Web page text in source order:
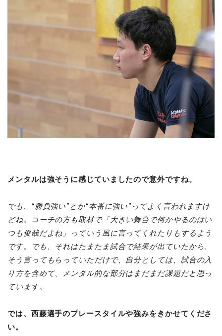
メンタルは強そうに感じていましたので意外ですね。
でも、“勝負強い”とか“本番に強い”ってよく言われますけ
どね。コーチの方も取材で「大きい舞台で何かやるのはい
つも俊哉だよね」っていう風に言ってくれたりもするよう
です。でも、それはたまたま試合で結果が出ていたから、
そう言ってもらっていただけで、自分としては、試合の入
り方を含めて、メンタル的な部分はまだまだ課題だと思っ
ています。
では、西藤選手のプレースタイルや強みをきかせてくださ
い。